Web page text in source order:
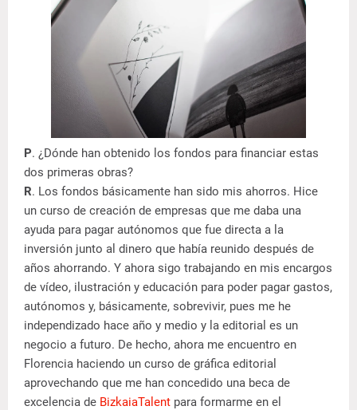
P. ¿Dónde han obtenido los fondos para financiar estas
dos primeras obras?
R. Los fondos básicamente han sido mis ahorros. Hice
un curso de creación de empresas que me daba una
ayuda para pagar autónomos que fue directa a la
inversión junto al dinero que había reunido después de
años ahorrando. Y ahora sigo trabajando en mis encargos
de vídeo, ilustración y educación para poder pagar gastos,
autónomos y, básicamente, sobrevivir, pues me he
independizado hace año y medio y la editorial es un
negocio a futuro. De hecho, ahora me encuentro en
Florencia haciendo un curso de gráfica editorial
aprovechando que me han concedido una beca de
excelencia de BizkaiaTalent para formarme en el